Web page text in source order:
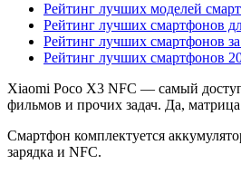
Рейтинг лучших моделей
Рейтинг лучших смартфонов
Рейтинг лучших смартфонов
Рейтинг лучших смартфонов
Xiaomi Poco X3 NFC — самый
фильмов и прочих задач. Да,
Смартфон комплектуется
зарядка и NFC.